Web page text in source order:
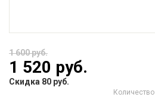
1 600 руб.
1 520 руб.
Скидка 80 руб.
Количество